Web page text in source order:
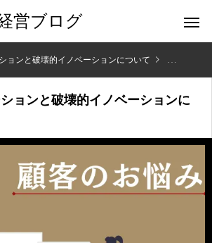
営ブログ
ョンと破壊的イノベーションについて 顧客のお悩
ョンと破壊的イノベーションに